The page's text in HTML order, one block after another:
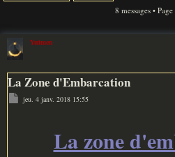
8 messages • Page
Yuimen
La Zone d'Embarcation
M
e
jeu. 4 janv. 2018 15:55
La zone